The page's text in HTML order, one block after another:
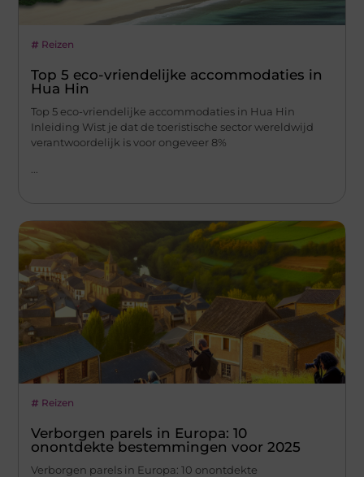
Reizen
Top 5 eco-vriendelijke accommodaties in
Hua Hin
Top 5 eco-vriendelijke accommodaties in Hua Hin
Inleiding Wist je dat de toeristische sector wereldwijd
verantwoordelijk is voor ongeveer 8%
Reizen
Verborgen parels in Europa: 10
onontdekte bestemmingen voor 2025
Verborgen parels in Europa: 10 onontdekte